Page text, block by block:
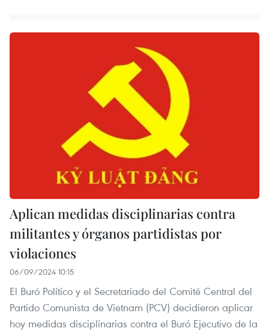
Aplican medidas disciplinarias contra
militantes y órganos partidistas por
violaciones
06/09/2024 10:15
El Buró Político y el Secretariado del Comité Central del
Partido Comunista de Vietnam (PCV) decidieron aplicar
hoy medidas disciplinarias contra el Buró Ejecutivo de la